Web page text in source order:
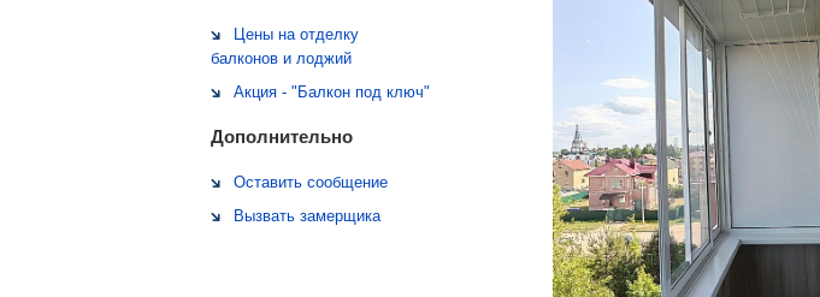
Цены на отделку
балконов и лоджий
Акция - "Балкон под ключ"
Дополнительно
Оставить сообщение
Вызвать замерщика